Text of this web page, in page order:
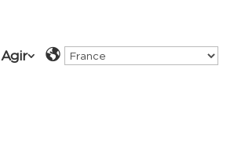
Agir